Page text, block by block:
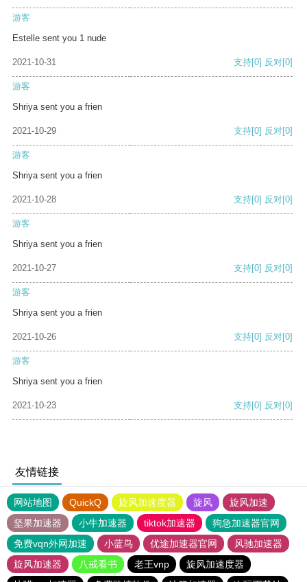
游客
Estelle sent you 1 nude
2021-10-31 支持[0] 反对[0]
游客
Shriya sent you a frien
2021-10-29 支持[0] 反对[0]
游客
Shriya sent you a frien
2021-10-28 支持[0] 反对[0]
游客
Shriya sent you a frien
2021-10-27 支持[0] 反对[0]
游客
Shriya sent you a frien
2021-10-26 支持[0] 反对[0]
游客
Shriya sent you a frien
2021-10-23 支持[0] 反对[0]
友情链接
网站地图 QuickQ 旋风加速度器 旋风
旋风加速
坚果加速器
小牛加速器 tiktok加速器
狗急加速器官网
免费vqn外网加速
小蓝鸟 优途加速器官网
风驰加速器
旋风加速器
八戒看书 老王vnp
旋风加速度器